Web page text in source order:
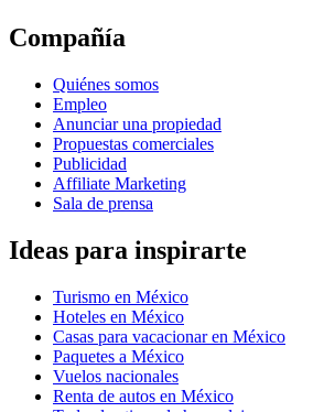
Compañía
Quiénes somos
Empleo
Anunciar una propiedad
Propuestas comerciales
Publicidad
Affiliate Marketing
Sala de prensa
Ideas para inspirarte
Turismo en México
Hoteles en México
Casas para vacacionar en México
Paquetes a México
Vuelos nacionales
Renta de autos en México